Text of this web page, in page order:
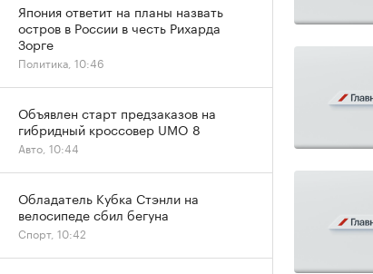
Япония ответит на планы назвать
остров в России в честь Рихарда
Зорге
Политика, 10:46
Объявлен старт предзаказов на
гибридный кроссовер UMO 8
Авто, 10:44
Обладатель Кубка Стэнли на
велосипеде сбил бегуна
Спорт, 10:42